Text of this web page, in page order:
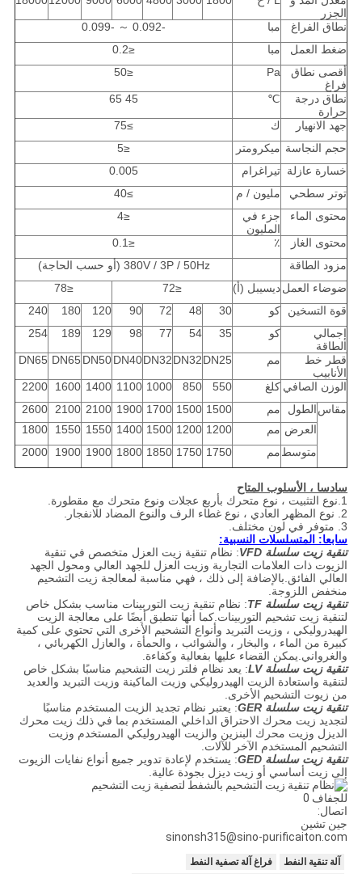
الجزر
نطاق الفراغ مبا
-0.092 ～ -0.099
ضغط العمل
مبا
≤0.2
أقصى نطاق
فراغ
Pa
≤50
نطاق درجة
حرارة
℃
45 65
جهد الانهيار ك
≥75
حجم النجاسة ميكرومتر
≤5
خسارة عازلة تيراغرام
0.005
توتر سطحي
مليون / م
≥40
محتوى الماء
جزء في
المليون
≤4
محتوى الغاز ٪
≤0.1
مزود الطاقة
380V / 3P / 50Hz (أو حسب الحاجة)
ضوضاء العملديسيبل (أ) ≤72
≤78
قوة التسخين
كو 30
48
72
90
120
180
240
إجمالي
الطاقة
كو 35
54
77
98
129
189
254
قطر خط
الأنابيب
مم DN25
DN32
DN32
DN40
DN50
DN65
DN65
الوزن الصافي كلغ 550
850
1000
1100
1400
1600
2200
مقاسالطول مم 1500
1500
1700
1900
2100
2100
2600
العرض مم 1200
1200
1500
1400
1550
1550
1800
متوسطمم 1750
1750
1850
1800
1900
1900
2000
سادسا ، الأسلوب المتاح
1.نوع التثبيت ، نوع متحرك بأربع عجلات ونوع متحرك مع مقطورة.
2. نوع المظهر العادي ، نوع غطاء الرف والنوع المضاد للانفجار.
3. متوفر في لون مختلف.
سابعا: المتسلسلات النسبية:
تنقية زيت سلسلة VFD
: نظام تنقية زيت العزل متخصص في تنقية
الزيوت ذات العلامات التجارية وزيت العزل للجهد العالي ومحول الجهد
العالي الفائق.بالإضافة إلى ذلك ، فهي مناسبة لمعالجة زيت التشحيم
منخفض اللزوجة.
تنقية زيت سلسلة TF
: نظام تنقية زيت التوربينات مناسب بشكل خاص
لتنقية زيت تشحيم التوربينات.كما أنها تنطبق أيضًا على معالجة الزيت
الهيدروليكي ، وزيت التبريد وأنواع التشحيم الأخرى التي تحتوي على كمية
كبيرة من الماء ، والبخار ، والشوائب ، والحمأة ، والعازل الكهربائي ،
والغرواني.يمكن القضاء عليها بفعالية وكفاءة.
تنقية زيت سلسلة LV
: يعد نظام فلتر زيت التشحيم مناسبًا بشكل خاص
لتنقية واستعادة الزيت الهيدروليكي وزيت الماكينة وزيت التبريد والعديد
من زيوت التشحيم الأخرى.
تنقية زيت سلسلة GER
: يعتبر نظام تجديد الزيت المستخدم مناسبًا
لتجديد زيت محرك الاحتراق الداخلي المستخدم بما في ذلك زيت محرك
الديزل وزيت محرك البنزين والزيت الهيدروليكي المستخدم وزيت
التشحيم المستخدم الآخر للآلات.
تنقية زيت سلسلة GED
: يستخدم لإعادة تدوير جميع أنواع نفايات الزيوت
إلى زيت أساسي أو زيت ديزل بجودة عالية.
اتصال:
جين تشين
sinonsh315@sino-purificaiton.com
آلة تنقية النفط
فراغ آلة تصفية النفط